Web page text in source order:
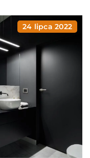
24 lipca 2022